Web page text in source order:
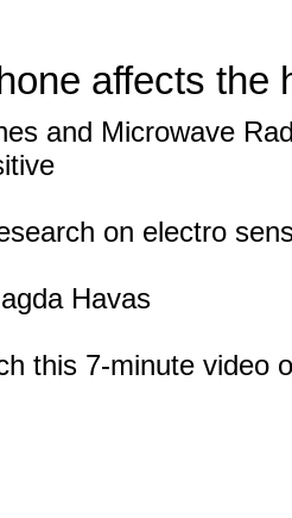
affects the
and Microwave
on electro
Havas
this 7-minute video